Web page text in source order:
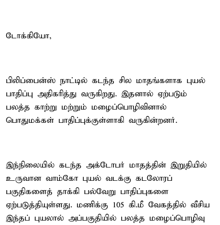
டோக்கியோ,
பிலிப்பைன்ஸ் நாட்டில் கடந்த சில மாதங்களாக புயல்
பாதிப்பு அதிகரித்து வருகிறது. இதனால் ஏற்படும்
பலத்த காற்று மற்றும் மழைப்பொழிவினால்
பொதுமக்கள் பாதிப்புக்குள்ளாகி வருகின்றனர்.
இந்நிலையில் கடந்த அக்டோபர் மாதத்தின் இறுதியில்
உருவான வாம்கோ புயல் வடக்கு கடலோரப்
பகுதிகளைத் தாக்கி பல்வேறு பாதிப்புகளை
ஏற்படுத்தியுள்ளது. மணிக்கு 105 கி.மீ வேகத்தில் வீசிய
இந்தப் புயலால் அப்பகுதியில் பலத்த மழைப்பொழிவு